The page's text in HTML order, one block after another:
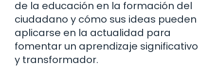
de la educación en la formación del
ciudadano y cómo sus ideas pueden
aplicarse en la actualidad para
fomentar un aprendizaje significativo
y transformador.